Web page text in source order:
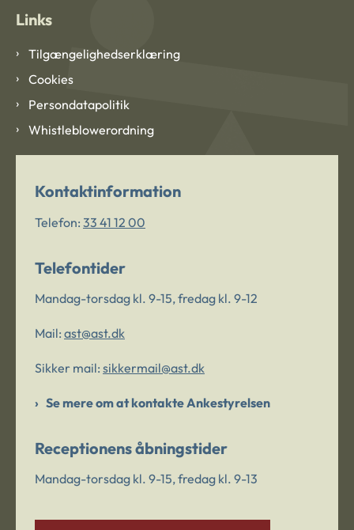
Links
Tilgængelighedserklæring
Cookies
Persondatapolitik
Whistleblowerordning
Kontaktinformation
Telefon: 33 41 12 00
Telefontider
Mandag-torsdag kl. 9-15, fredag kl. 9-12
Mail: ast@ast.dk
Sikker mail: sikkermail@ast.dk
Se mere om at kontakte Ankestyrelsen
Receptionens åbningstider
Mandag-torsdag kl. 9-15, fredag kl. 9-13